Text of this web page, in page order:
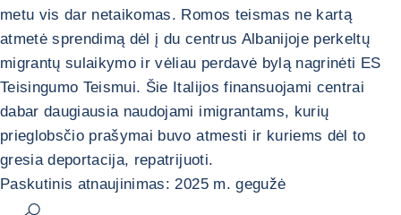
metu vis dar netaikomas. Romos teismas ne kartą
atmetė sprendimą dėl į du centrus Albanijoje perkeltų
migrantų sulaikymo ir vėliau perdavė bylą nagrinėti ES
Teisingumo Teismui. Šie Italijos finansuojami centrai
dabar daugiausia naudojami imigrantams, kurių
prieglobsčio prašymai buvo atmesti ir kuriems dėl to
gresia deportacija, repatrijuoti.
Paskutinis atnaujinimas: 2025 m. gegužė